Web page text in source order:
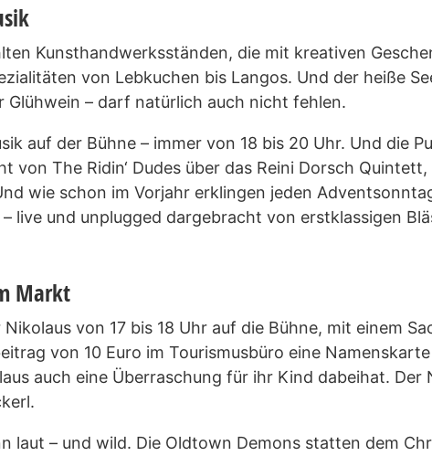
Kunsthandwerksständen, die mit kreativen
von Lebkuchen bis Langos. Und der heiße
– darf natürlich auch nicht fehlen.
auf der Bühne – immer von 18 bis 20 Uhr. Und die
von The Ridin‘ Dudes über das Reini Dorsch
wie schon im Vorjahr erklingen jeden
live und unplugged dargebracht von erstklassigen
Markt
von 17 bis 18 Uhr auf die Bühne, mit einem
von 10 Euro im Tourismusbüro eine
auch eine Überraschung für ihr Kind dabeihat. Der
laut – und wild. Die Oldtown Demons statten dem